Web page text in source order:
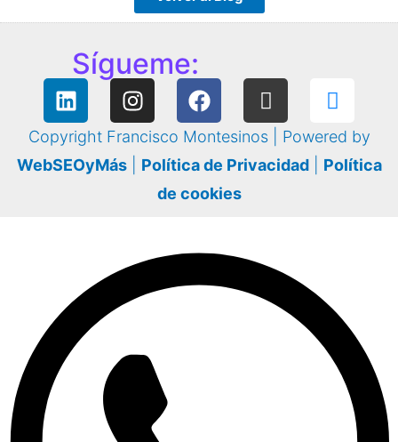
Sígueme:
Copyright Francisco Montesinos | Powered by
WebSEOyMás| Política de Privacidad| Política
de cookies